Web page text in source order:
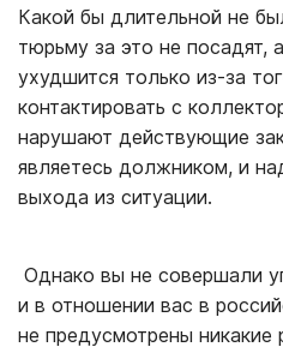
Какой бы длительной не
тюрьму за это не посадят, а
ухудшится только из-за
контактировать с
нарушают действующие
являетесь должником, и
выхода из ситуации.
Однако вы не совершали
и в отношении вас в
не предусмотрены никакие